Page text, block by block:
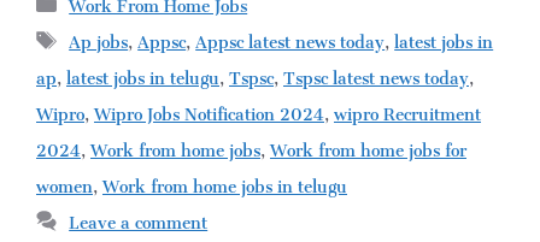
Tags
Ap jobs,Appsc,Appsc latest news today,latest jobs in
ap,latest jobs in telugu,Tspsc,Tspsc latest news today,
Wipro,Wipro Jobs Notification 2024,wipro Recruitment
2024,Work from home jobs,Work from home jobs for
women,Work from home jobs in telugu
Leave a comment